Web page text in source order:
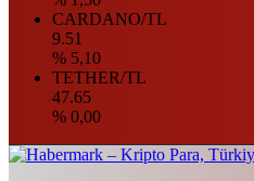
CARDANO/TL
9.51
% 5,10
TETHER/TL
47.65
% 0,00